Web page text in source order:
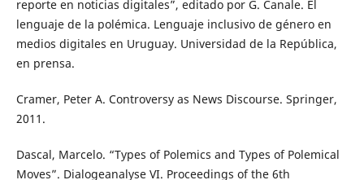
reporte en noticias digitales”, editado por G. Canale. El
lenguaje de la polémica. Lenguaje inclusivo de género en
medios digitales en Uruguay. Universidad de la República,
en prensa.
Cramer, Peter A. Controversy as News Discourse. Springer,
2011.
Dascal, Marcelo. “Types of Polemics and Types of Polemical
Moves”. Dialogeanalyse VI. Proceedings of the 6th